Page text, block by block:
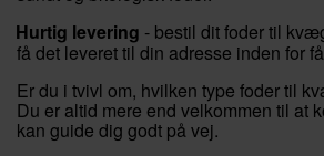
Hurtig levering - bestil dit foder til
få det leveret til din adresse inden for
Er du i tvivl om, hvilken type foder til
Du er altid mere end velkommen til at
kan guide dig godt på vej.